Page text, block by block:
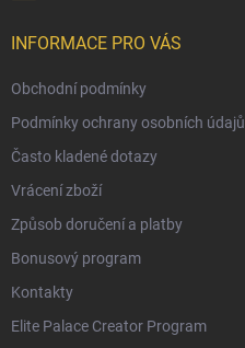
INFORMACE PRO VÁS
Obchodní podmínky
Podmínky ochrany osobních údajů
Často kladené dotazy
Vrácení zboží
Způsob doručení a platby
Bonusový program
Kontakty
Elite Palace Creator Program